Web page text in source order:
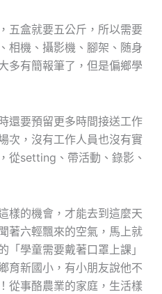
五盒就要五公斤，所以需要
相機、攝影機、腳架、随身
多有簡報筆了，但是偏鄉學
還要預留更多時間接送工作
次，沒有工作人員也沒有實
從setting、帶活動、錄影、
樣的機會，才能去到這麼天
著六輕飄來的空氣，馬上就
「學童需要戴著口罩上課」
育新國小，有小朋友說他不
從事酪農業的家庭，生活樣